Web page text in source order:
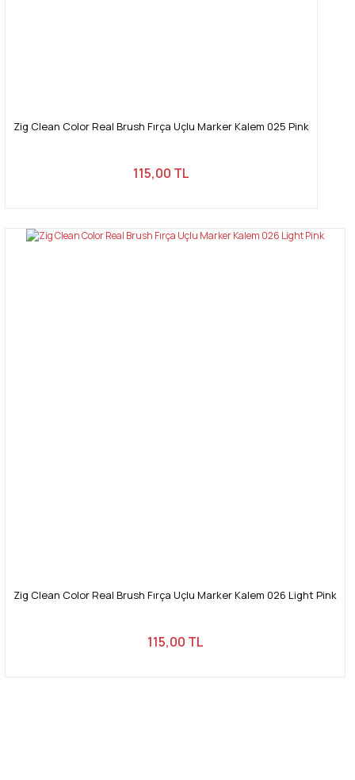
Zig Clean Color Real Brush Fırça Uçlu Marker Kalem 025 Pink
115,00 TL
Zig Clean Color Real Brush Fırça Uçlu Marker Kalem 026 Light Pink
115,00 TL